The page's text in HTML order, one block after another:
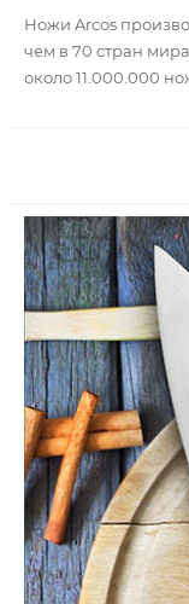
Ножи Arcos
чем в 70 стран
около 11.000.000